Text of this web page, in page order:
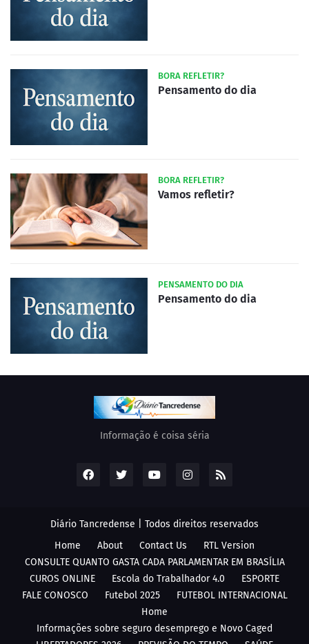
BORA REFLETIR?
Pensamento do dia
BORA REFLETIR?
Vamos refletir?
PENSAMENTO DO DIA
Pensamento do dia
Informação é coisa séria
Diário Tancredense | Todos direitos reservados
Home
About Contact Us
RTL Version
CONSULTE QUANTO GASTA CADA PARLAMENTAR EM BRASÍLIA
CUROS ONLINE
Escola do Trabalhador 4.0
ESPORTE
FALE CONOSCO
Futebol 2025
FUTEBOL INTERNACIONAL
Home
Informações sobre seguro desemprego e Novo Caged